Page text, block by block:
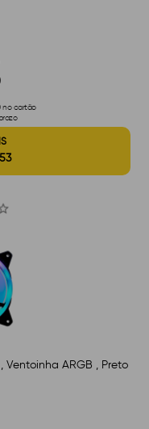
no cartão
Ventoinha ARGB , Preto